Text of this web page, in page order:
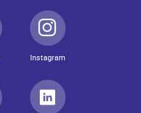
Instagram